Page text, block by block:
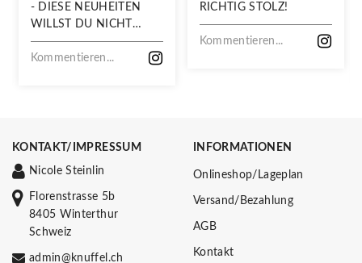
- DIESE NEUHEITEN
WILLST DU NICHT
VERPASSEN!
Kommentieren...
RICHTIG STOLZ!
Kommentieren...
KONTAKT/IMPRESSUM
Nicole Steinlin
Florenstrasse 5b
8405 Winterthur
Schweiz
admin@knuffel.ch
INFORMATIONEN
Onlineshop/Lageplan
Versand/Bezahlung
AGB
Kontakt